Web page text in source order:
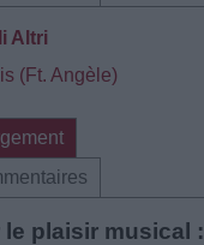
Altri
(Ft. Angèle)
plaisir musical :